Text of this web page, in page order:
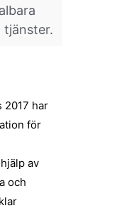
tjänster.
2017 har
för
av
och